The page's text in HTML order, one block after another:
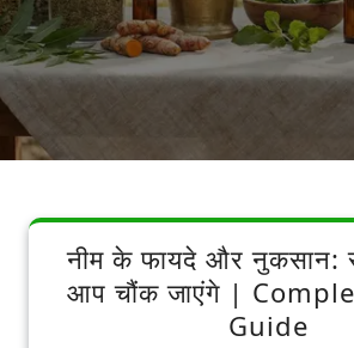
नीम के फायदे और नुकसान:
आप चौंक जाएंगे |
Guide